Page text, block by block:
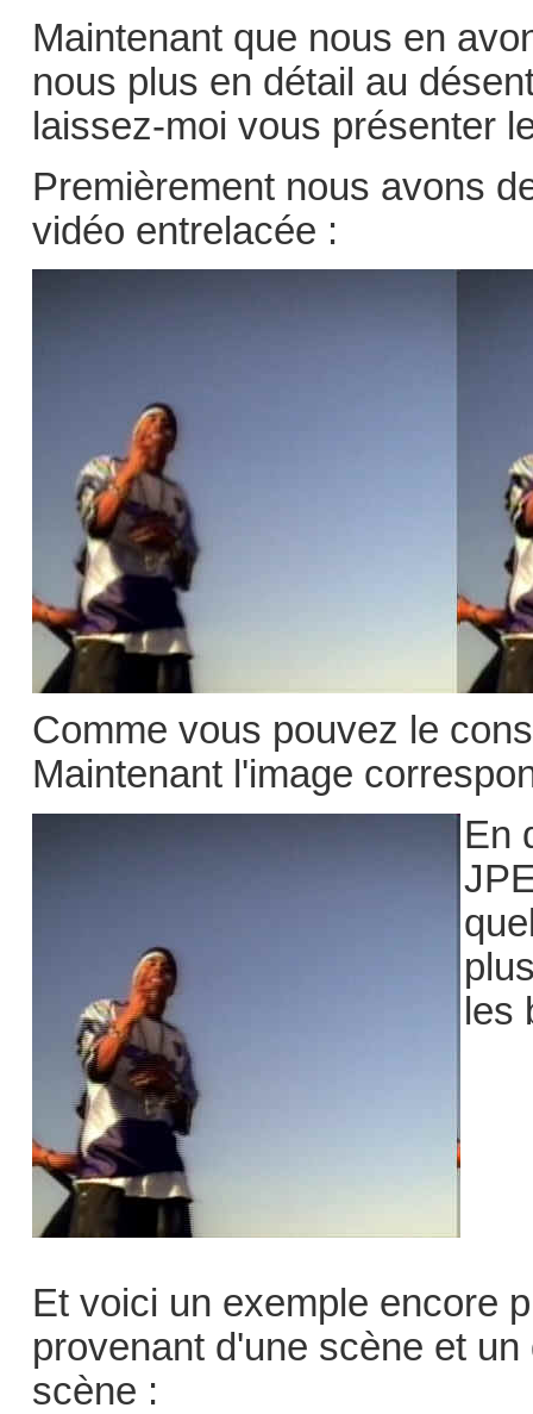
Maintenant que nous en
nous plus en détail au
laissez-moi vous présenter
Premièrement nous avons
vidéo entrelacée :
Comme vous pouvez le
Maintenant l'image
En
les
Et voici un exemple encore
provenant d'une scène et
scène :